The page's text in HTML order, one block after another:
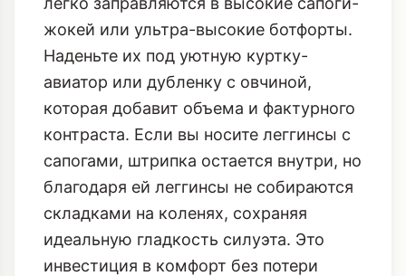
штрипками прекрасно работают как
основа для верхней одежды. Они
легко заправляются в высокие сапоги-
жокей или ультра-высокие ботфорты.
Наденьте их под уютную куртку-
авиатор или дубленку с овчиной,
которая добавит объема и фактурного
контраста. Если вы носите леггинсы с
сапогами, штрипка остается внутри, но
благодаря ей леггинсы не собираются